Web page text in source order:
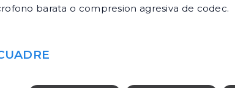
barata o compresion agresiva de codec.